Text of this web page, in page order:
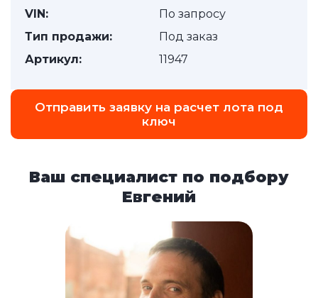
VIN:
По запросу
Тип продажи:
Под заказ
Артикул:
11947
Отправить заявку на расчет лота под
ключ
Ваш специалист по подбору
Евгений